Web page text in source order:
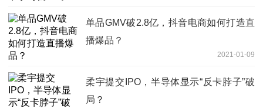
单品GMV破2.8亿，抖音电商如何打造直
播爆品？
2021-01-09
柔宇提交IPO，半导体显示“反卡脖子”破
局？